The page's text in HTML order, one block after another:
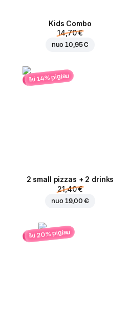
Kids Combo
14,70 €
nuo10,95 €
iki 14% pigiau
2 small pizzas + 2 drinks
21,40 €
nuo 19,00 €
iki 20% pigiau